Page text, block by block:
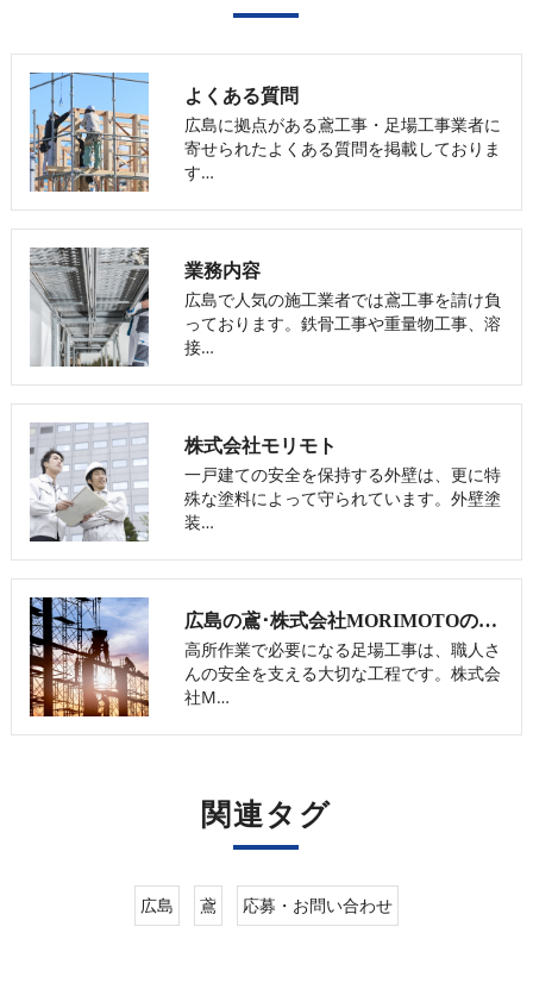
よくある質問
広島に拠点がある鳶工事・足場工事業者に
寄せられたよくある質問を掲載しておりま
す…
業務内容
広島で人気の施工業者では鳶工事を請け負
っております。鉄骨工事や重量物工事、溶
接…
株式会社モリモト
一戸建ての安全を保持する外壁は、更に特
殊な塗料によって守られています。外壁塗
装…
広島の鳶･株式会社MORIMOTOのお客様の声
高所作業で必要になる足場工事は、職人さ
んの安全を支える大切な工程です。株式会
社M…
関連タグ
広島 鳶 応募・お問い合わせ